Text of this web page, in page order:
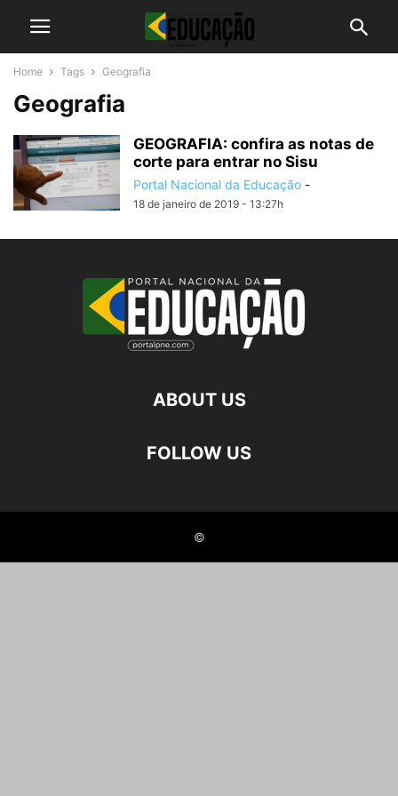
Home Tags Geografia
Geografia
GEOGRAFIA: confira as notas de
corte para entrar no Sisu
Portal Nacional da Educação -
18 de janeiro de 2019 - 13:27h
ABOUT US
FOLLOW US
©